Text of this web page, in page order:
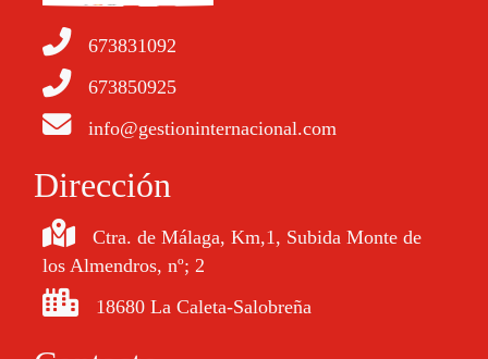
673831092
673850925
info@gestioninternacional.com
Dirección
Ctra. de Málaga, Km,1, Subida Monte de
los Almendros, nº; 2
18680 La Caleta-Salobreña